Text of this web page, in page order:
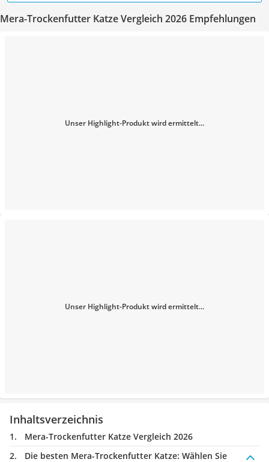
Mera-Trockenfutter Katze Vergleich 2026 Empfehlungen
Unser Highlight-Produkt wird ermittelt...
Unser Highlight-Produkt wird ermittelt...
Inhaltsverzeichnis
Mera-Trockenfutter Katze Vergleich 2026
Die besten Mera-Trockenfutter Katze: Wählen Sie